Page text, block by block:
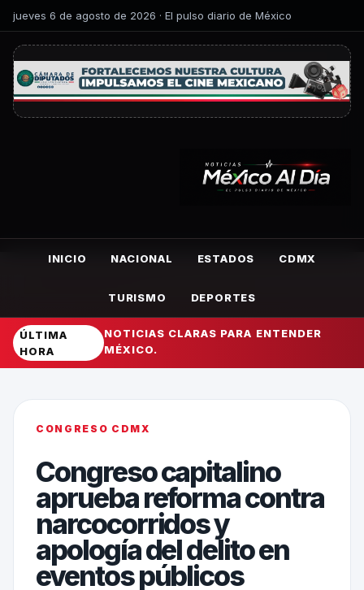
jueves 6 de agosto de 2026 · El pulso diario de México
INICIO NACIONAL ESTADOS CDMX
TURISMO DEPORTES
ÚLTIMA
HORA
NOTICIAS CLARAS PARA ENTENDER
MÉXICO.
CONGRESO CDMX
Congreso capitalino
aprueba reforma contra
narcocorridos y
apología del delito en
eventos públicos